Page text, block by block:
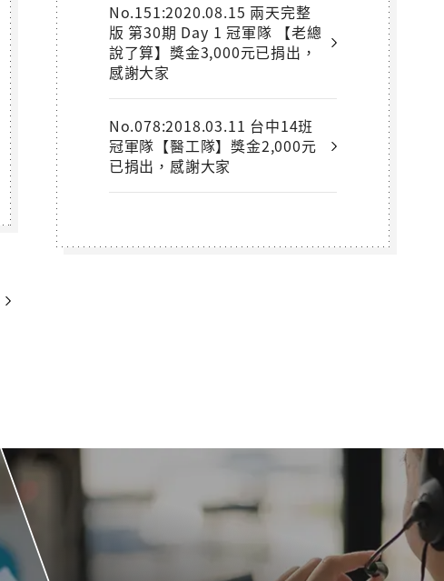
No.151:2020.08.15 兩天完整
版 第30期 Day 1 冠軍隊 【老總
說了算】獎金3,000元已捐出，
感謝大家
No.078:2018.03.11 台中14班
冠軍隊【醫工隊】獎金2,000元
已捐出，感謝大家